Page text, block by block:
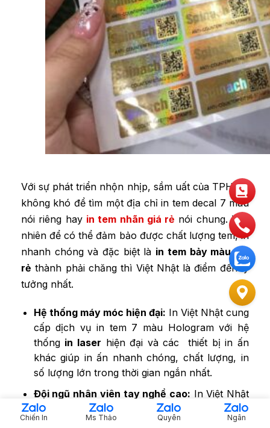
Với sự phát triển nhộn nhịp, sầm uất của TPHCM
không khó để tìm một địa chỉ in tem decal 7 màu
nói riêng hay in tem nhãn giá rẻ nói chung. Tuy
nhiên để có thể đảm bảo được chất lượng tem, in
nhanh chóng và đặc biệt là in tem bảy màu giá
rẻ thành phải chăng thì Việt Nhật là điểm đến lý
tưởng nhất.
Hệ thống máy móc hiện đại: In Việt Nhật cung
cấp dịch vụ in tem 7 màu Hologram với hệ
thống in laser hiện đại và các thiết bị in ấn
khác giúp in ấn nhanh chóng, chất lượng, in
số lượng lớn trong thời gian ngắn nhất.
Đội ngũ nhân viên tay nghề cao: InViệt Nhật
sở hữu đội ngũ nhân viên tay nghề cao, đáp
ứng mọi yêu cầu khắt khe của
in tem
Chiến In Ms Thảo Quyên Ngân